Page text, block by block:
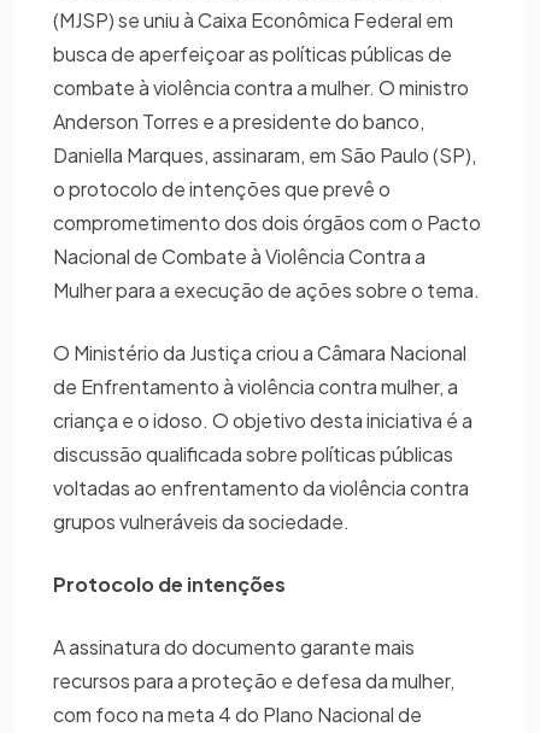
(MJSP) se uniu à Caixa Econômica Federal em
busca de aperfeiçoar as políticas públicas de
combate à violência contra a mulher. O ministro
Anderson Torres e a presidente do banco,
Daniella Marques, assinaram, em São Paulo (SP),
o protocolo de intenções que prevê o
comprometimento dos dois órgãos com o Pacto
Nacional de Combate à Violência Contra a
Mulher para a execução de ações sobre o tema.
O Ministério da Justiça criou a Câmara Nacional
de Enfrentamento à violência contra mulher, a
criança e o idoso. O objetivo desta iniciativa é a
discussão qualificada sobre políticas públicas
voltadas ao enfrentamento da violência contra
grupos vulneráveis da sociedade.
Protocolo de intenções
A assinatura do documento garante mais
recursos para a proteção e defesa da mulher,
com foco na meta 4 do Plano Nacional de